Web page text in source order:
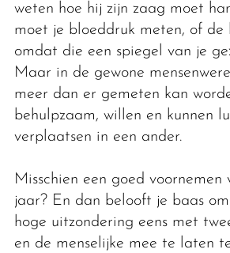
weten hoe hij zijn zaag moet
moet je bloeddruk meten, of de
omdat die een spiegel van je
Maar in de gewone
meer dan er gemeten kan
behulpzaam, willen en kunnen
verplaatsen in een ander.
Misschien een goed voornemen
jaar? En dan belooft je baas
hoge uitzondering eens met
en de menselijke mee te laten